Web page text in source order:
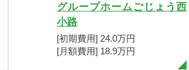
グループホームごじょう西
小路
[初期費用] 24.0万円
[月額費用] 18.9万円